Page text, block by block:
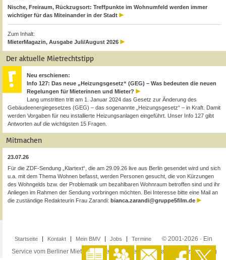
Nische, Freiraum, Rückzugsort: Treffpunkte im Wohnumfeld werden immer
wichtiger für das Miteinander in der Stadt
Zum Inhalt:
MieterMagazin, Ausgabe Juli/August 2026
Der aktuelle Mietrechtstipp
Neu erschienen:
Info 127: Das neue „Heizungsgesetz“ (GEG) – Was bedeuten die neuen
Regelungen für Mieterinnen und Mieter?
Lang umstritten tritt am 1. Januar 2024 das Gesetz zur Änderung des
Gebäudeenergiegesetzes (GEG) – das sogenannte „Heizungsgesetz“ – in Kraft. Damit
werden Vorgaben für neu installierte Heizungsanlagen eingeführt. Unser Info 127 gibt
Antworten auf die wichtigsten 15 Fragen.
Mitmachen
23.07.26
Für die ZDF-Sendung „Klartext“, die am 29.09.26 live aus Berlin gesendet wird und sich
u.a. mit dem Thema Wohnen befasst, werden Personen gesucht, die von Kürzungen
des Wohngelds bzw. der Problematik um bezahlbaren Wohnraum betroffen sind und ihr
Anliegen im Rahmen der Sendung vorbringen möchten. Bei Interesse bitte eine Mail an
die zuständige Redakteurin Frau Zarandi: bianca.zarandi@gruppe5film.de
Startseite Kontakt Mein BMV Jobs Termine
© 2001-2026 · Ein
Service vom Berliner Mieterverein e.V. ·Impressum·Datenschutzerklärung